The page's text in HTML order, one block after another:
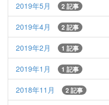
2019年5月 2 記事
2019年4月 2 記事
2019年2月 1 記事
2019年1月 1 記事
2018年11月 2 記事